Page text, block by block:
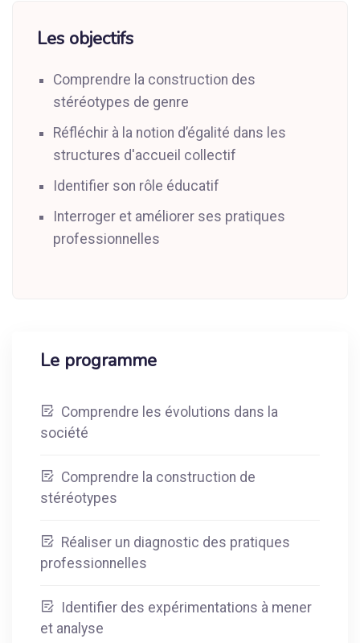
Les objectifs
Comprendre la construction des
stéréotypes de genre
Réfléchir à la notion d’égalité dans les
structures d'accueil collectif
Identifier son rôle éducatif
Interroger et améliorer ses pratiques
professionnelles
Le programme
Comprendre les évolutions dans la
société
Comprendre la construction de
stéréotypes
Réaliser un diagnostic des pratiques
professionnelles
Identifier des expérimentations à mener
et analyse